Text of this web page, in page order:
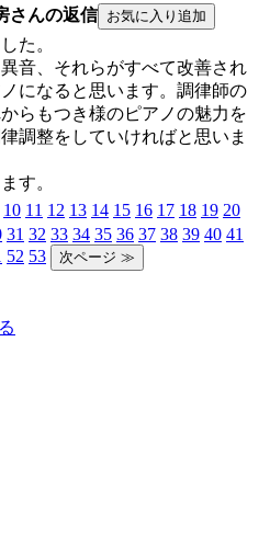
さんの返信
た。
音、それらがすべて改善され
になると思います。調律師の
らもつき様のピアノの魅力を
調整をしていければと思いま
す。
10 11 12 13 14 15 16 17 18 19 20
31 32 33 34 35 36 37 38 39 40 41
52 53